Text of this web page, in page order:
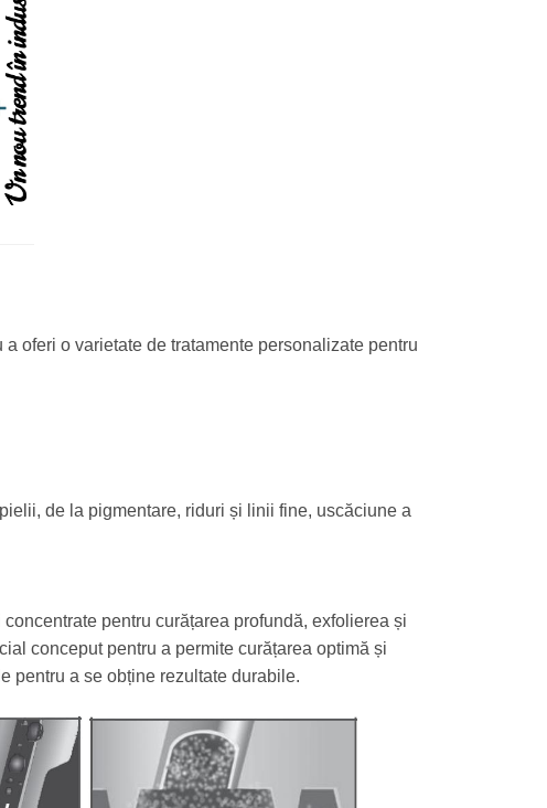
oferi o varietate de tratamente personalizate pentru
de la pigmentare, riduri și linii fine, uscăciune a
pentru curățarea profundă, exfolierea și
conceput pentru a permite curățarea optimă și
pentru a se obține rezultate durabile.